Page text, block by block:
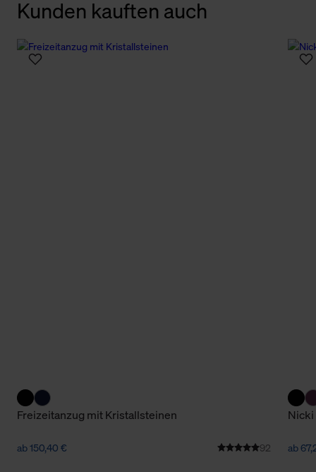
Kunden kauften auch
Freizeitanzug mit Kristallsteinen
ab 150,40 € 92 ab